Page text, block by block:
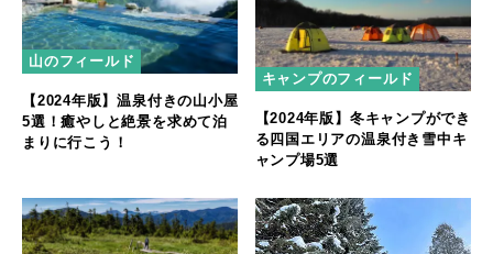
山のフィールド
【2024年版】温泉付きの山小屋
5選！癒やしと絶景を求めて泊
まりに行こう！
キャンプのフィールド
【2024年版】冬キャンプができ
る四国エリアの温泉付き雪中キ
ャンプ場5選